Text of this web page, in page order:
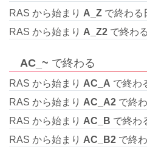
RAS から始まり A_Z で終わる
RAS から始まり A_Z2 で終わ
AC_~ で終わる
RAS から始まり AC_A で終わ
RAS から始まり AC_A2 で終
RAS から始まり AC_B で終わ
RAS から始まり AC_B2 で終